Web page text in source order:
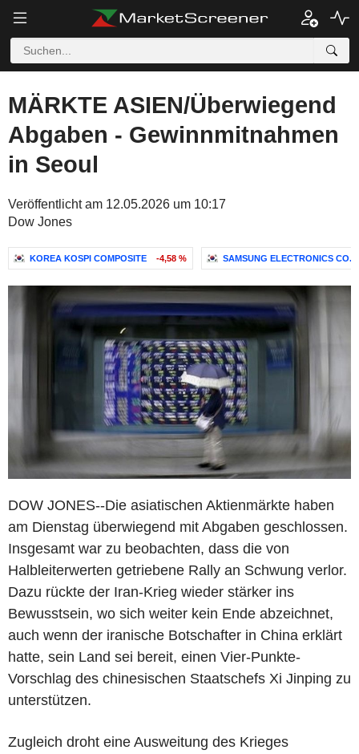
MÄRKTE ASIEN/Überwiegend
Abgaben - Gewinnmitnahmen
in Seoul
Veröffentlicht am 12.05.2026 um 10:17
Dow Jones
KOREA KOSPI COMPOSITE -4,58 % SAMSUNG ELECTRONICS CO.,
DOW JONES--Die asiatischen Aktienmärkte haben
am Dienstag überwiegend mit Abgaben geschlossen.
Insgesamt war zu beobachten, dass die von
Halbleiterwerten getriebene Rally an Schwung verlor.
Dazu rückte der Iran-Krieg wieder stärker ins
Bewusstsein, wo sich weiter kein Ende abzeichnet,
auch wenn der iranische Botschafter in China erklärt
hatte, sein Land sei bereit, einen Vier-Punkte-
Vorschlag des chinesischen Staatschefs Xi Jinping zu
unterstützen.
Zugleich droht eine Ausweitung des Krieges